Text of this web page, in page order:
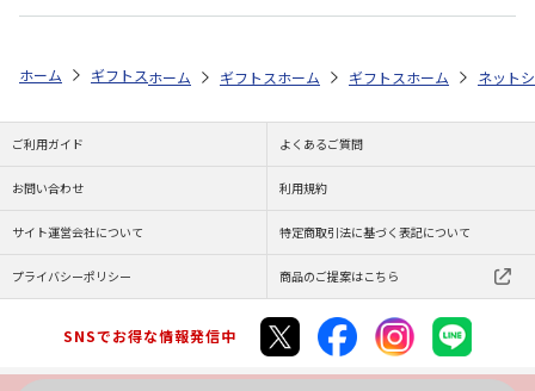
ホーム ギフトストア お中元・夏ギフト特集 2026 おすすめ ご当地
ホーム ギフトストア お中元・夏ギフト特集 2026
ホーム ギフトストア お中元・
ホーム ネット
ご利用ガイド よくあるご質問
お問い合わせ 利用規約
サイト運営会社について 特定商取引法に基づく表記について
プライバシーポリシー 商品のご提案はこちら
SNSでお得な情報発信中